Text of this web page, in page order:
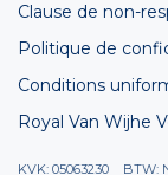
Clause de non-
Politique de
Conditions
Royal Van Wijhe
KVK: 05063230 BTW: